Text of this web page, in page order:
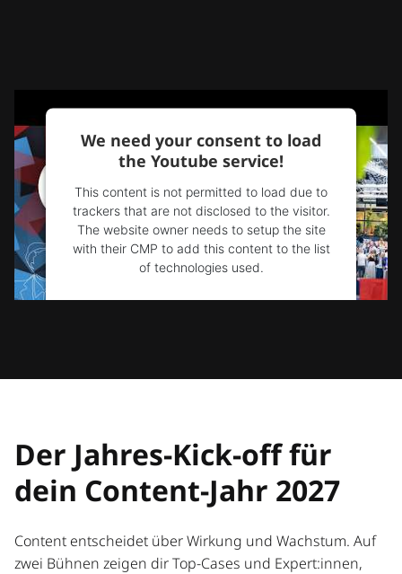
We need your consent to load
the Youtube service!
This content is not permitted to load due to
trackers that are not disclosed to the visitor.
The website owner needs to setup the site
with their CMP to add this content to the list
of technologies used.
Powered byUsercentrics Consent
Der Jahres-Kick-off für
dein Content-Jahr 2027
Content entscheidet über Wirkung und Wachstum. Auf
zwei Bühnen zeigen dir Top-Cases und Expert:innen,